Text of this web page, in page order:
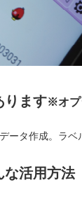
ります※オ
ータ作成。ラベ
な活用方法